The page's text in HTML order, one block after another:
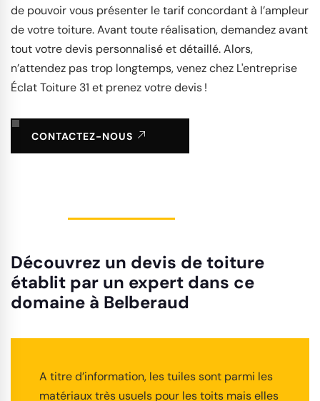
de pouvoir vous présenter le tarif concordant à l’ampleur
de votre toiture. Avant toute réalisation, demandez avant
tout votre devis personnalisé et détaillé. Alors,
n’attendez pas trop longtemps, venez chez L'entreprise
Éclat Toiture 31 et prenez votre devis !
CONTACTEZ-NOUS
Découvrez un devis de toiture
établit par un expert dans ce
domaine à Belberaud
A titre d’information, les tuiles sont parmi les
matériaux très usuels pour les toits mais elles